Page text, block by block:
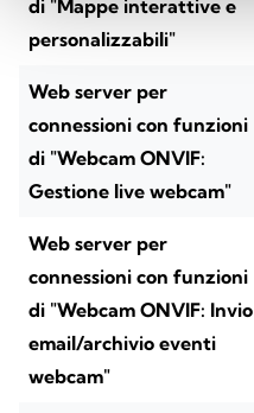
di "Mappe interattive e
personalizzabili"
Web server per
connessioni con funzioni
di "Webcam ONVIF:
Gestione live webcam"
Web server per
connessioni con funzioni
di "Webcam ONVIF: Invio
email/archivio eventi
webcam"